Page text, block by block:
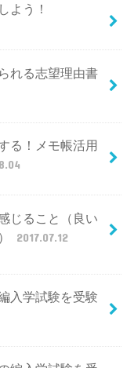
よう！
れる志望理由書
る！メモ帳活用
じること（良い
2017.07.12
入学試験を受験